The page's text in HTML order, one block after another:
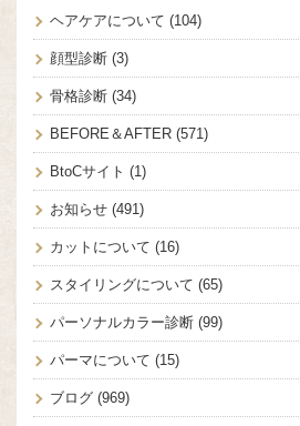
ヘアケアについて (104)
顔型診断 (3)
骨格診断 (34)
BEFORE＆AFTER (571)
BtoCサイト (1)
お知らせ (491)
カットについて (16)
スタイリングについて (65)
パーソナルカラー診断 (99)
パーマについて (15)
ブログ (969)